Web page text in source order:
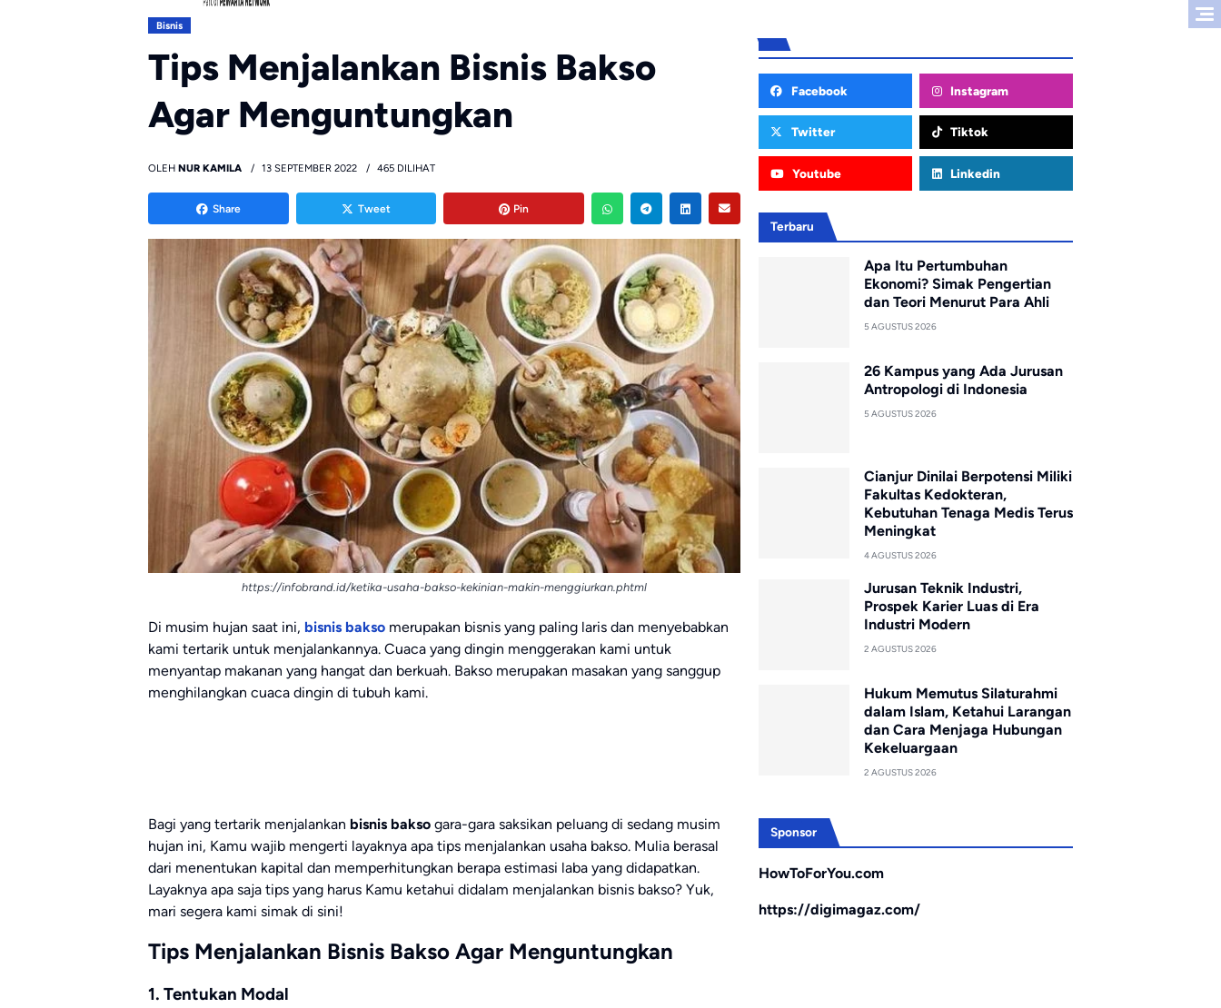
Bisnis
Tips Menjalankan Bisnis Bakso
Agar Menguntungkan
OLEH NUR KAMILA 13 SEPTEMBER 2022 465 DILIHAT
Share Tweet Pin
https://infobrand.id/ketika-usaha-bakso-kekinian-makin-menggiurkan.phtml
Di musim hujan saat ini, bisnis bakso merupakan bisnis yang paling laris dan menyebabkan
kami tertarik untuk menjalankannya. Cuaca yang dingin menggerakan kami untuk
menyantap makanan yang hangat dan berkuah. Bakso merupakan masakan yang sanggup
menghilangkan cuaca dingin di tubuh kami.
Bagi yang tertarik menjalankan bisnis bakso gara-gara saksikan peluang di sedang musim
hujan ini, Kamu wajib mengerti layaknya apa tips menjalankan usaha bakso. Mulia berasal
dari menentukan kapital dan memperhitungkan berapa estimasi laba yang didapatkan.
Layaknya apa saja tips yang harus Kamu ketahui didalam menjalankan bisnis bakso? Yuk,
mari segera kami simak di sini!
Tips Menjalankan Bisnis Bakso Agar Menguntungkan
1. Tentukan Modal
Facebook Instagram
Twitter Tiktok
Youtube Linkedin
Terbaru
Apa Itu Pertumbuhan
Ekonomi? Simak Pengertian
dan Teori Menurut Para Ahli
5 AGUSTUS 2026
26 Kampus yang Ada Jurusan
Antropologi di Indonesia
5 AGUSTUS 2026
Cianjur Dinilai Berpotensi Miliki
Fakultas Kedokteran,
Kebutuhan Tenaga Medis Terus
Meningkat
4 AGUSTUS 2026
Jurusan Teknik Industri,
Prospek Karier Luas di Era
Industri Modern
2 AGUSTUS 2026
Hukum Memutus Silaturahmi
dalam Islam, Ketahui Larangan
dan Cara Menjaga Hubungan
Kekeluargaan
2 AGUSTUS 2026
Sponsor
HowToForYou.com
https://digimagaz.com/